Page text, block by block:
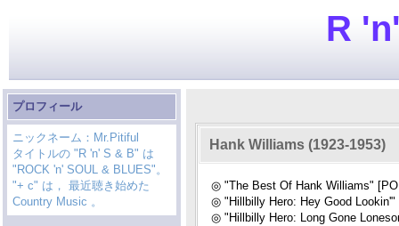
R
プロフィール
ニックネーム：Mr.Pitiful
タイトルの "R 'n' S & B" は
"ROCK 'n' SOUL & BLUES"。
"+ c" は， 最近聴き始めた
Country Music 。
Hank Williams (1923-1953)
◎ "The Best Of Hank Williams"
◎ "Hillbilly Hero: Hey Good
◎ "Hillbilly Hero: Long Gone